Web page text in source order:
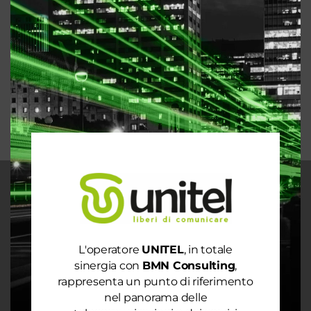
Rete 6G dal 2030. La rivoluzione che cambierà il
mondo intero
La digitalizzazione per l’efficienza energetica nel
mondo sostenibile
Trasforma il tuo business con il massimo della
connettività
CHI SIAMO
Garantiamo la massima flessibilità e
sul fronte telecomunicazioni, energia e
gas, conciliazioni, soluzioni digitali
tramite consulenze professionali 4.0.
L'operatore UNITEL, in totale
sinergia con BMN Consulting,
rappresenta un punto di riferimento
nel panorama delle